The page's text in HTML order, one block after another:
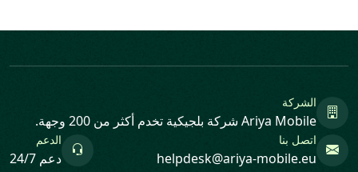
الشركة
Ariya Mobile شركة بلجيكية تخدم أكثر من 200 وجهة.
اتصل بنا
helpdesk@ariya-mobile.eu
الدعم
دعم 24/7